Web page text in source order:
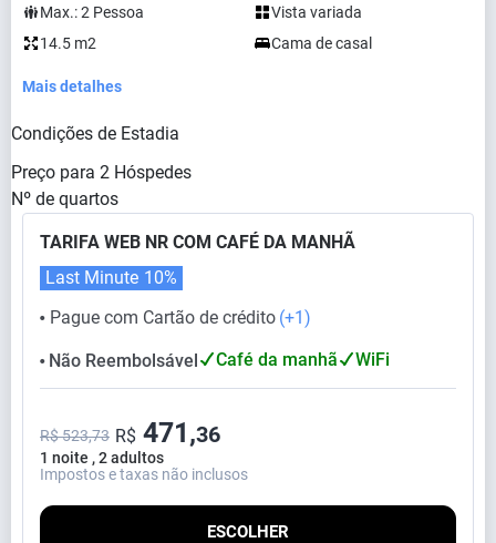
Max.:2 Pessoa
Vista variada
14.5 m2
Cama de casal
Mais detalhes
Condições de Estadia
Preço para 2 Hóspedes
Nº de quartos
TARIFA WEB NR COM CAFÉ DA MANHÃ
⬤ Pague com Cartão de crédito (+1)
Last Minute 10%
⬤ Não Reembolsável Café da manhã WiFi
1 noite , 2 adultos
R$ 523,73 R$ 471,36
Impostos e taxas não inclusos
ESCOLHER